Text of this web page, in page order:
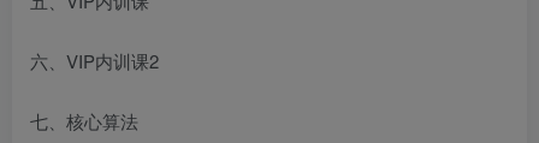
六、VIP内训课2
七、核心算法